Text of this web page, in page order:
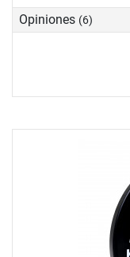
Opiniones (6)